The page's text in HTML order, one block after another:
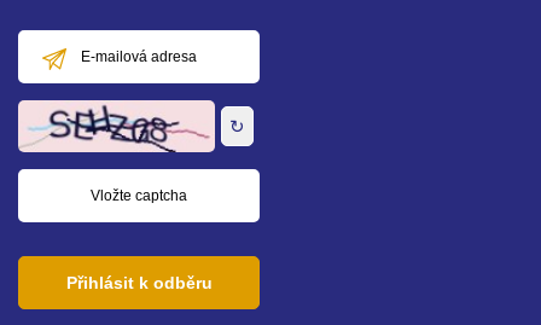
mailová
adresa
↻
Přihlásit k odběru